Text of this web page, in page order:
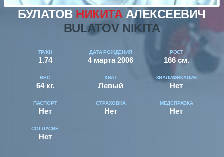
БУЛАТОВ НИКИТА АЛЕКСЕЕВИЧ
BULATOV NIKITA
ТР/КН
1.74
ДАТА РОЖДЕНИЯ
4 марта 2006
РОСТ
166 см.
ВЕС
64 кг.
ХВАТ
Левый
КВАЛИФИКАЦИЯ
Нет
ПАСПОРТ
Нет
СТРАХОВКА
Нет
МЕДСПРАВКА
Нет
СОГЛАСИЕ
Нет